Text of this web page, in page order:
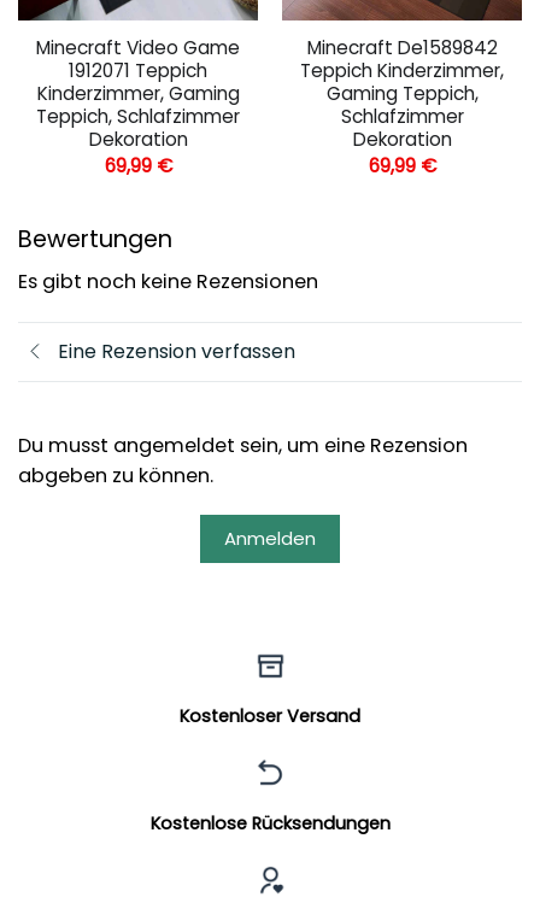
Minecraft Video Game
1912071 Teppich
Kinderzimmer, Gaming
Teppich, Schlafzimmer
Dekoration
69,99 €
Minecraft De1589842
Teppich Kinderzimmer,
Gaming Teppich,
Schlafzimmer
Dekoration
69,99 €
Bewertungen
Es gibt noch keine Rezensionen
Eine Rezension verfassen
Du musst angemeldet sein, um eine Rezension
abgeben zu können.
Anmelden
Kostenloser Versand
Kostenlose Rücksendungen